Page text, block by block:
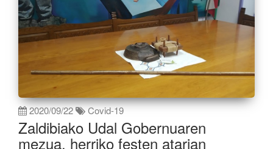
2020/09/22 Covid-19
Zaldibiako Udal Gobernuaren
mezua, herriko festen atarian